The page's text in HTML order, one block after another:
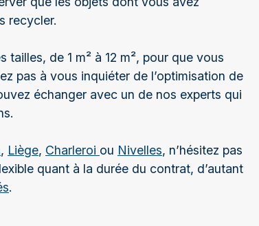
recycler.
de 1 m² à 12 m², pour que vous
pas à vous inquiéter de l’optimisation de
échanger avec un de nos experts qui
, Liège, Charleroi ou Nivelles, n’hésitez pas
quant à la durée du contrat, d’autant
.